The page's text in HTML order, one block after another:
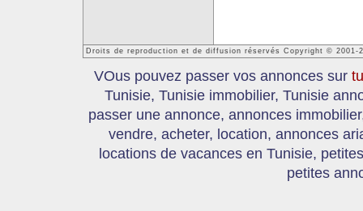
Droits de reproduction et de diffusion réservés Copyright © 2001-
VOus pouvez passer vos annonces sur
Tunisie, Tunisie immobilier, Tunisie
passer une annonce, annonces
vendre, acheter, location, annonces
locations de vacances en Tunisie,
petites